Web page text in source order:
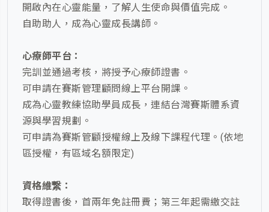
開啟內在心靈能量，了解人生使命與價值完成。
自助助人，成為心靈成長講師。
心療師平台：
完訓並通過考核，將授予心療師證書。
可申請在賽斯管理顧問線上平台開課。
成為心靈教練協助學員成長，連結台灣賽斯體系資
源與學習規劃。
可申請為賽斯管顧授權線上及線下課程代理。(依地
區授權，有區域名額限定)
資格維繋：
取得證書後，首兩年免註冊費；第三年起需繳交註